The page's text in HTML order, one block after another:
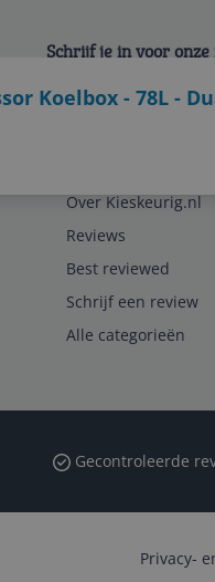
Koelbox - 78L -
Schrijf je in voor
Over Kieskeurig.nl
Reviews
Best reviewed
Schrijf een review
Alle categorieën
Gecontroleerde
Privacy-